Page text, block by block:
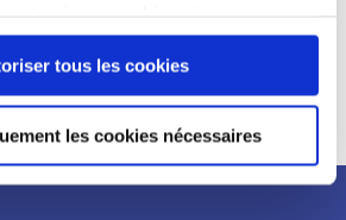
site Web.
tous les cookies
les cookies nécessaires